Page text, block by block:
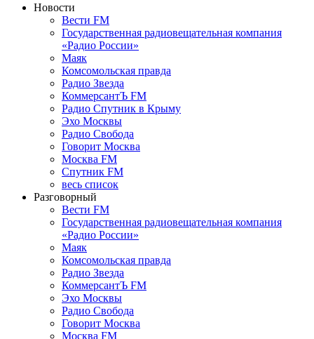
Новости
Вести FM
Государственная радиовещательная компания
«Радио России»
Маяк
Комсомольская правда
Радио Звезда
КоммерсантЪ FM
Радио Спутник в Крыму
Эхо Москвы
Радио Свобода
Говорит Москва
Москва FM
Спутник FM
весь список
Разговорный
Вести FM
Государственная радиовещательная компания
«Радио России»
Маяк
Комсомольская правда
Радио Звезда
КоммерсантЪ FM
Эхо Москвы
Радио Свобода
Говорит Москва
Москва FM